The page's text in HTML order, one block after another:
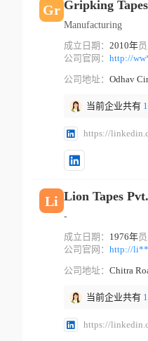
Gr Gripking
Manufacturing
成立日期： 2010年员
公司官网： http://
公司地址：
当前企业共有 1
https://
Li Lion Tapes
-
成立日期： 1976年员
公司官网： http://
公司地址： Chitra
当前企业共有 1
https://